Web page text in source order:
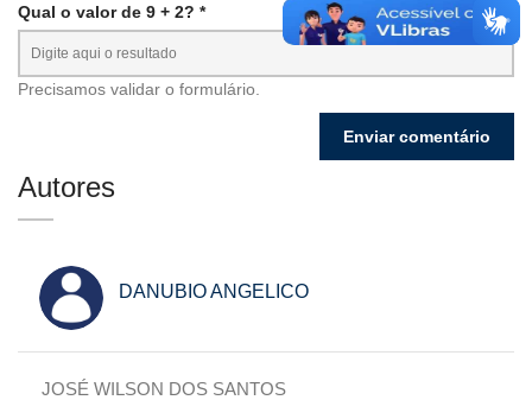
Qual o valor de 9 + 2? *
Precisamos validar o formulário.
Autores
DANUBIO ANGELICO
JOSÉ WILSON DOS SANTOS